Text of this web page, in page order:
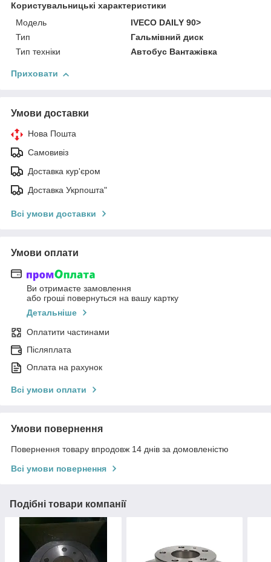
Користувальницькі характеристики
Мoдель
IVECO DAILY 90>
Тип
Гальмівний диск
Тип техніки
Автобус Вантажівка
Приховати
Умови доставки
Нова Пошта
Самовивіз
Доставка кур'єром
Доставка Укрпошта"
Всі умови доставки
Умови оплати
Ви отримаєте замовлення
або гроші повернуться на вашу картку
Детальніше
Оплатити частинами
Післяплата
Оплата на рахунок
Всі умови оплати
Умови повернення
Повернення товару впродовж 14 днів за домовленістю
Всі умови повернення
Подібні товари компанії